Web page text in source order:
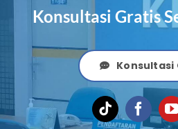
Konsultasi Gratis
Konsultasi